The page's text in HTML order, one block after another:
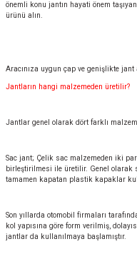
önemli konu jantın hayati önem
ürünü alın.
Aracınıza uygun çap ve genişlikte jant
Jantların hangi malzemeden üretilir?
Jantlar genel olarak dört farklı
Sac jant; Çelik sac malzemeden iki
birleştirilmesi ile üretilir. Genel olarak
tamamen kapatan plastik kapaklar
Son yıllarda otomobil firmaları
kol yapısına göre form verilmiş,
jantlar da kullanılmaya başlamıştır.